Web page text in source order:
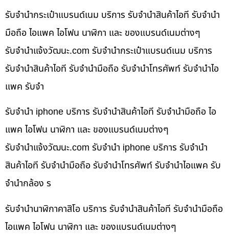
รับจำนำกระเป๋าแบรนด์เนม บริการ รับจำนำสินค้าไอที รับจำนำ
มือถือ ไอแพค ไอโฟน นาฬิกา และ ของแบรนด์เนมต่างๆ
รับจํานําแจ้งวัฒนะ.com รับจำนำกระเป๋าแบรนด์เนม บริการ
รับจำนำสินค้าไอที รับจำนำมือถือ รับจำนำโทรศัพท์ รับจำนำไอ
แพค รับจำ
รับจำนำ iphone บริการ รับจำนำสินค้าไอที รับจำนำมือถือ ไอ
แพค ไอโฟน นาฬิกา และ ของแบรนด์เนมต่างๆ
รับจํานําแจ้งวัฒนะ.com รับจำนำ iphone บริการ รับจำนำ
สินค้าไอที รับจำนำมือถือ รับจำนำโทรศัพท์ รับจำนำไอแพค รับ
จำนำกล้อง ร
รับจำนำนาฬิกาคาสิโอ บริการ รับจำนำสินค้าไอที รับจำนำมือถือ
ไอแพค ไอโฟน นาฬิกา และ ของแบรนด์เนมต่างๆ